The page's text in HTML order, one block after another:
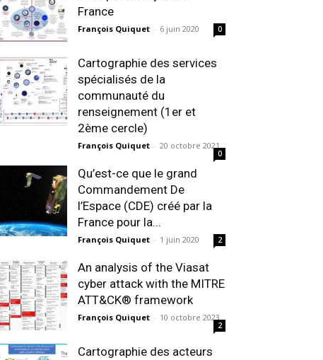
France
François Quiquet - 6 juin 2020 0
Cartographie des services
spécialisés de la
communauté du
renseignement (1er et
2ème cercle)
François Quiquet - 20 octobre 2021
0
Qu’est-ce que le grand
Commandement De
l’Espace (CDE) créé par la
France pour la...
François Quiquet - 1 juin 2020 2
An analysis of the Viasat
cyber attack with the MITRE
ATT&CK® framework
François Quiquet - 10 octobre 2023
2
Cartographie des acteurs